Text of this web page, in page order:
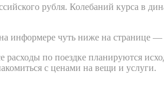
рубля. Колебаний курса в
информере чуть ниже на странице —
по поездке планируются
с ценами на вещи и услуги.